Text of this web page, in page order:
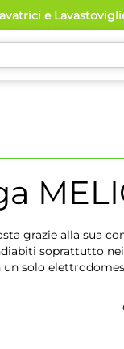
e
grazie alla sua
soprattutto
solo